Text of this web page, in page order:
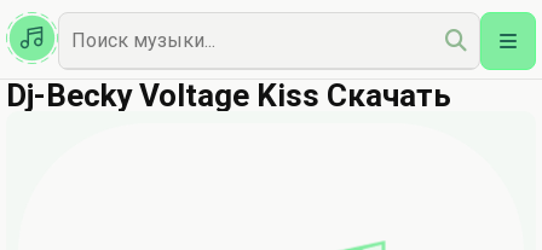
Казахская
Наш Топ
Dj-Becky Voltage Kiss Скачать